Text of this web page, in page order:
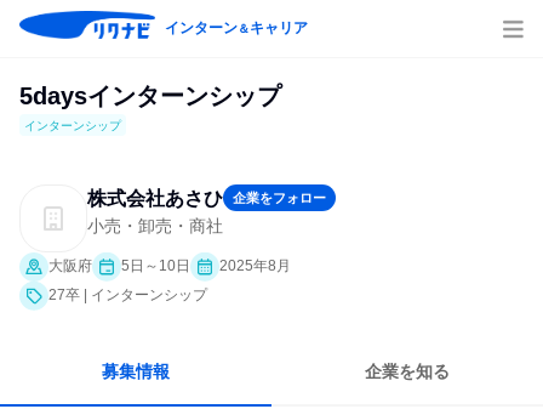
インターン＆キャリア
5daysインターンシップ
インターンシップ
株式会社あさひ 企業をフォロー
小売・卸売・商社
大阪府 5日～10日
2025年8月
27卒 | インターンシップ
募集情報 企業を知る